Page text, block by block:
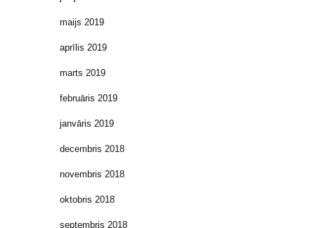
maijs 2019
aprīlis 2019
marts 2019
februāris 2019
janvāris 2019
decembris 2018
novembris 2018
oktobris 2018
septembris 2018